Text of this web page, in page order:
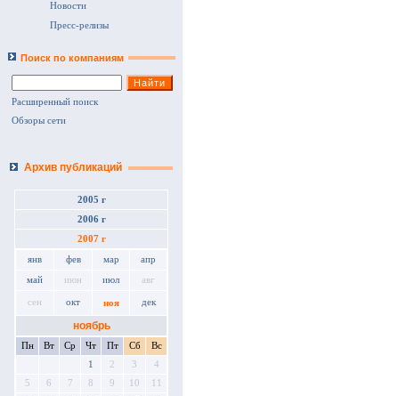
Новости
Пресс-релизы
Поиск по компаниям
Расширенный поиск
Обзоры сети
Архив публикаций
2005 г
2006 г
2007 г
янв фев мар апр
май июн июл авг
сен окт ноя дек
ноябрь
Пн Вт Ср Чт Пт Сб
Вс
1
2 3
4
5
6 7 8 9 10
11